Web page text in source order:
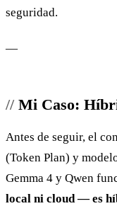
seguridad.
—
Mi Caso:
Antes de seguir, el
(Token Plan) y
Gemma 4 y Qwen
local ni cloud — es